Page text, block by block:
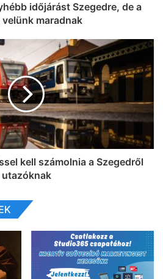
időjárást Szegedre, de a
maradnak
kell számolnia a Szegedről
utazóknak